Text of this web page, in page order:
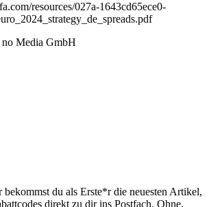
resources/027a-1643cd65ece0-
Media GmbH
du als Erste*r die neuesten Artikel,
direkt zu dir ins Postfach. Ohne,